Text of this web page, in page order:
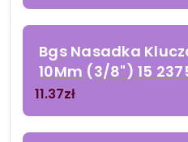
Bgs Nasadka
10Mm (3/8") 15
11.37zł